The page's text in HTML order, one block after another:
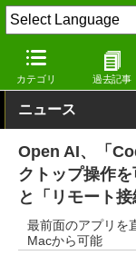
カテゴリ 過去記事
窓の杜 生成AI AI
ニュース
Open AI、「
クトップ操作を
と「リモート
最前面のアプリを
Macから可能